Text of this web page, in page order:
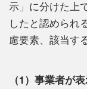
示」に分けた上
したと認められ
慮要素、該当す
（1）事業者が